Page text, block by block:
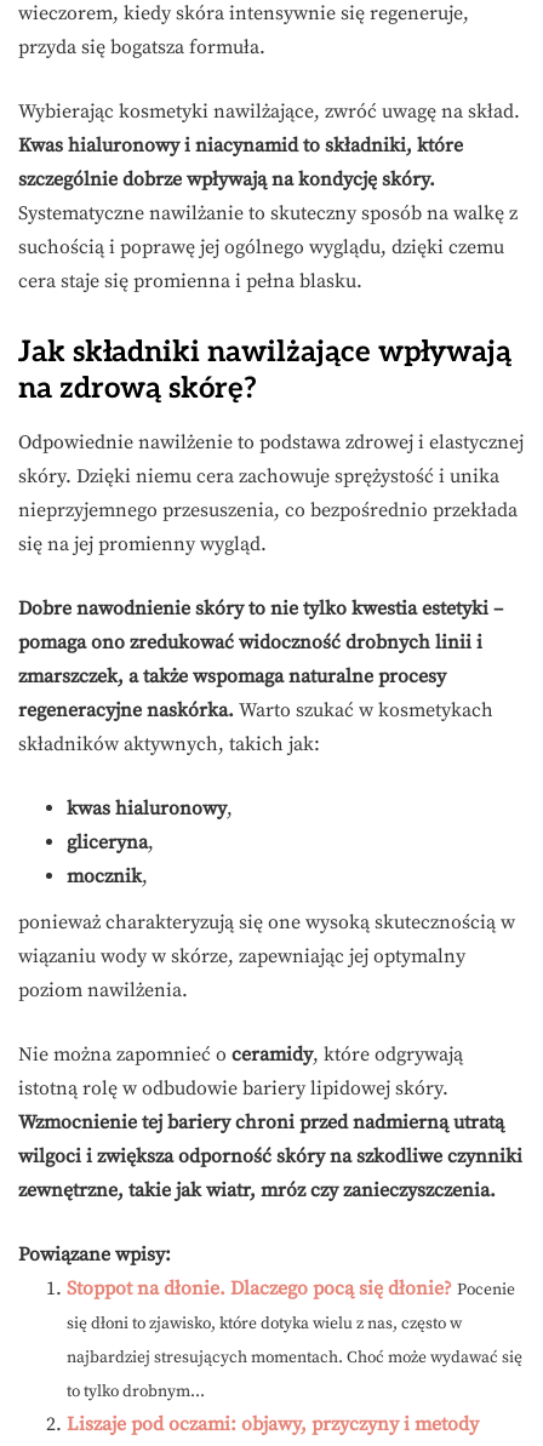
wieczorem, kiedy skóra intensywnie się regeneruje,
przyda się bogatsza formuła.
Wybierając kosmetyki nawilżające, zwróć uwagę na skład.
Kwas hialuronowy i niacynamid to składniki, które
szczególnie dobrze wpływają na kondycję skóry.
Systematyczne nawilżanie to skuteczny sposób na walkę z
suchością i poprawę jej ogólnego wyglądu, dzięki czemu
cera staje się promienna i pełna blasku.
Jak składniki nawilżające wpływają
na zdrową skórę?
Odpowiednie nawilżenie to podstawa zdrowej i elastycznej
skóry. Dzięki niemu cera zachowuje sprężystość i unika
nieprzyjemnego przesuszenia, co bezpośrednio przekłada
się na jej promienny wygląd.
Dobre nawodnienie skóry to nie tylko kwestia estetyki –
pomaga ono zredukować widoczność drobnych linii i
zmarszczek, a także wspomaga naturalne procesy
regeneracyjne naskórka. Warto szukać w kosmetykach
składników aktywnych, takich jak:
kwas hialuronowy,
gliceryna,
mocznik,
ponieważ charakteryzują się one wysoką skutecznością w
wiązaniu wody w skórze, zapewniając jej optymalny
poziom nawilżenia.
Nie można zapomnieć o ceramidy, które odgrywają
istotną rolę w odbudowie bariery lipidowej skóry.
Wzmocnienie tej bariery chroni przed nadmierną utratą
wilgoci i zwiększa odporność skóry na szkodliwe czynniki
zewnętrzne, takie jak wiatr, mróz czy zanieczyszczenia.
Powiązane wpisy:
Stoppot na dłonie. Dlaczego pocą się dłonie? Pocenie
się dłoni to zjawisko, które dotyka wielu z nas, często w
najbardziej stresujących momentach. Choć może wydawać się
to tylko drobnym...
Liszaje pod oczami: objawy, przyczyny i metody